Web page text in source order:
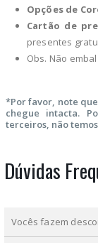
Opções de
Cartão de
presentes
Obs. Não
*Por favor, note
chegue intacta.
terceiros, não
Dúvidas
Vocês fazem